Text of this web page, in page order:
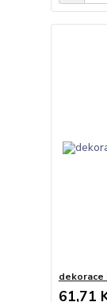
dekorace
61,71